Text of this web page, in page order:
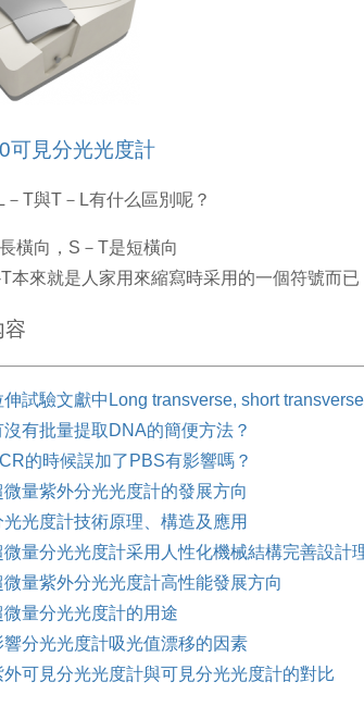
可見分光光度計
T與T－L有什么區別呢？
橫向，S－T是短橫向
本來就是人家用來縮寫時采用的一個符號而已
容
伸試驗文獻中Long transverse, short
沒有批量提取DNA的簡便方法？
的時候誤加了PBS有影響嗎？
微量紫外分光光度計的發展方向
光光度計技術原理、構造及應用
微量分光光度計采用人性化機械結構完善設計
微量紫外分光光度計高性能發展方向
微量分光光度計的用途
響分光光度計吸光值漂移的因素
外可見分光光度計與可見分光光度計的對比